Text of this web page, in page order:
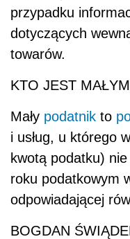
przypadku
dotyczących
towarów.
KTO JEST
Mały podatnik to
i usług, u którego
kwotą podatku)
roku podatkowym
odpowiadającej
BOGDAN